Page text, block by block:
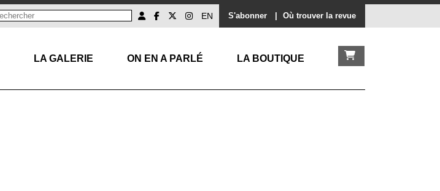
S'abonner Où trouver la revue
EN
LA GALERIE ON EN A PARLÉ LA BOUTIQUE